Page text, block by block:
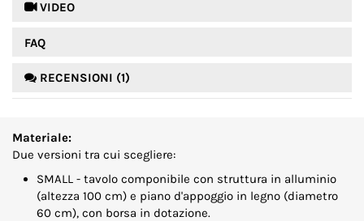
 VIDEO
FAQ
RECENSIONI (1)
Materiale:
Due versioni tra cui scegliere:
SMALL - tavolo componibile con struttura in alluminio
(altezza 100 cm) e piano d'appoggio in legno (diametro
60 cm), con borsa in dotazione.